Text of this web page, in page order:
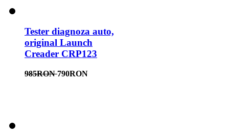
Tester diagnoza auto,
original Launch
Creader CRP123
985RON 790RON